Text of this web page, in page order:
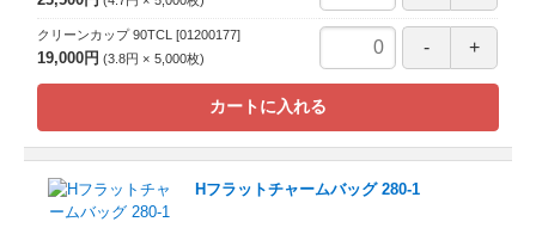
クリーンカップ 90TCL [01200177]
19,000円 3.8円 5,000枚
カートに入れる
Hフラットチャームバッグ 280-1